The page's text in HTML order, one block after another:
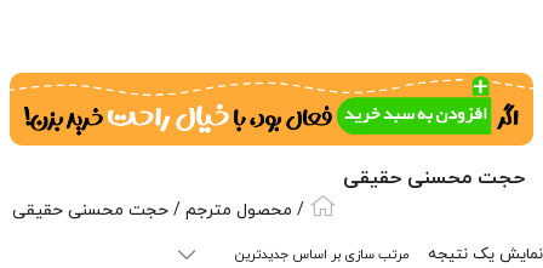
حجت محسنی حقیقی
/ محصول مترجم / حجت محسنی حقیقی
نمایش یک نتیجه